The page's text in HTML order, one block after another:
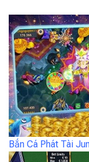
Bắn Cá Phát Tài